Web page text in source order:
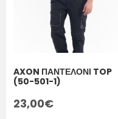
AXON ΠΑΝΤΕΛΟΝΙ TOP
(50-501-1)
23,00€